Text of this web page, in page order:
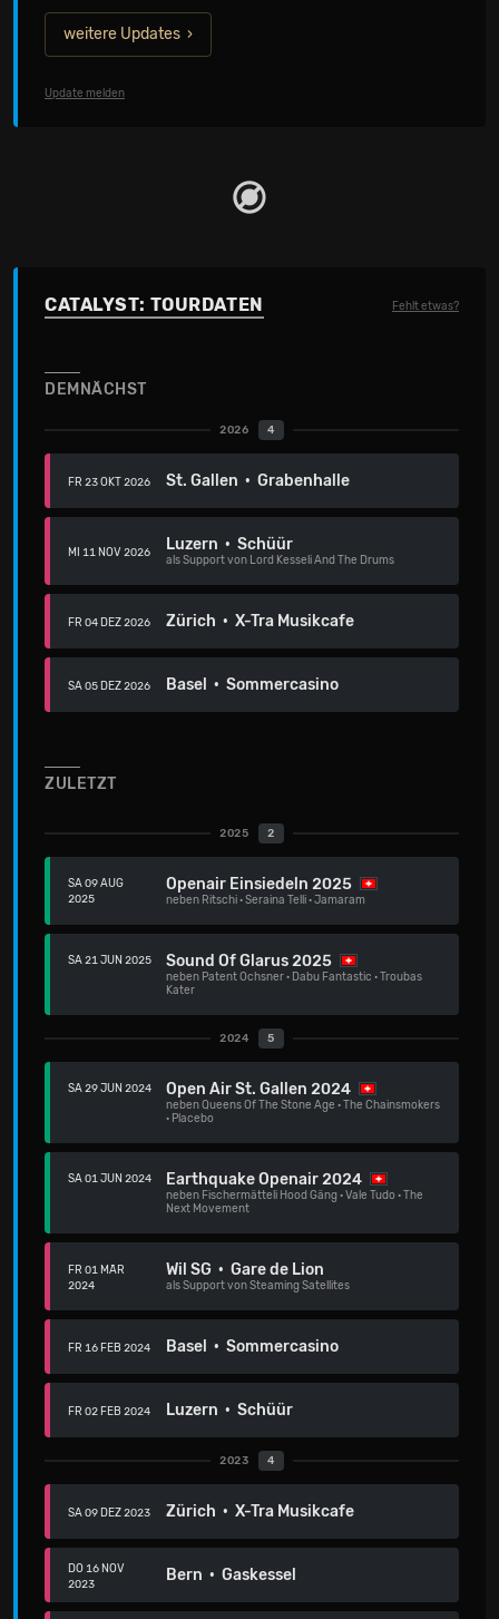
weitere Updates
Update melden
CATALYST: TOURDATEN Fehlt etwas?
DEMNÄCHST
2026 4
FR 23 OKT 2026 St. Gallen · Grabenhalle
MI 11 NOV 2026 Luzern · Schüür
als Support von Lord Kesseli And The Drums
FR 04 DEZ 2026 Zürich · X-Tra Musikcafe
SA 05 DEZ 2026 Basel · Sommercasino
ZULETZT
2025 2
SA 09 AUG
2025
Openair Einsiedeln 2025
neben Ritschi·Seraina Telli·Jamaram
SA 21 JUN 2025 Sound Of Glarus 2025
neben Patent Ochsner· Dabu Fantastic ·Troubas
Kater
2024 5
SA 29 JUN 2024 Open Air St. Gallen 2024
nebenQueens Of The Stone Age ·The Chainsmokers
· Placebo
SA 01 JUN 2024 Earthquake Openair 2024
neben Fischermätteli Hood Gäng·Vale Tudo ·The
Next Movement
FR 01 MÄR
2024
Wil SG · Gare de Lion
als Support von Steaming Satellites
FR 16 FEB 2024 Basel · Sommercasino
FR 02 FEB 2024 Luzern · Schüür
2023 4
SA 09 DEZ 2023 Zürich · X-Tra Musikcafe
DO 16 NOV
2023
Bern · Gaskessel